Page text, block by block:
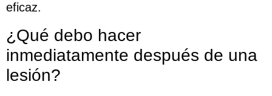
eficaz.
¿Qué debo hacer
inmediatamente después de una
lesión?